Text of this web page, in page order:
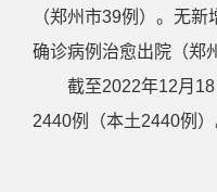
（郑州市39例）。无
确诊病例治愈出院（郑
截至2022年12月
2440例（本土2440例）